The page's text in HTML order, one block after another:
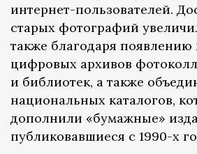
интернет-пользователей.
старых фотографий
также благодаря появлению
цифровых архивов
и библиотек, а также
национальных каталогов,
дополнили «бумажные»
публиковавшиеся с 1990-х